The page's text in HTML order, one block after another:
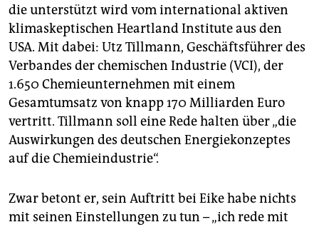
die unterstützt wird vom international aktiven
klimaskeptischen Heartland Institute aus den
USA. Mit dabei: Utz Tillmann, Geschäftsführer des
Verbandes der chemischen Industrie (VCI), der
1.650 Chemieunternehmen mit einem
Gesamtumsatz von knapp 170 Milliarden Euro
vertritt. Tillmann soll eine Rede halten über „die
Auswirkungen des deutschen Energiekonzeptes
auf die Chemieindustrie“.
Zwar betont er, sein Auftritt bei Eike habe nichts
mit seinen Einstellungen zu tun – „ich rede mit